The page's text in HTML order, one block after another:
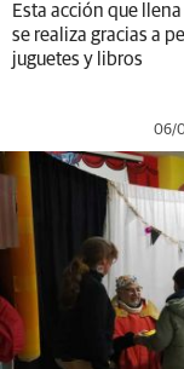
Esta acción que
se realiza gracias a
juguetes y libros
06/